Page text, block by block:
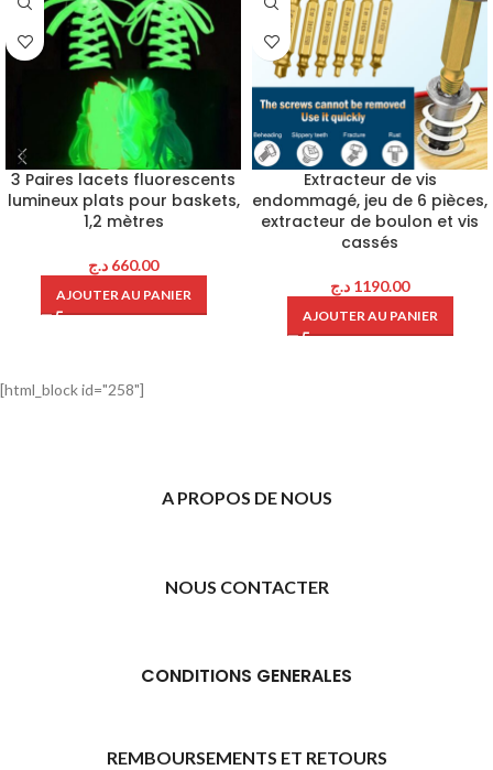
3 Paires lacets fluorescents
lumineux plats pour baskets,
1,2 mètres
660.00 د.ج
AJOUTER AU PANIER
Extracteur de vis
endommagé, jeu de 6 pièces,
extracteur de boulon et vis
cassés
1190.00 د.ج
AJOUTER AU PANIER
[html_block id="258"]
A PROPOS DE NOUS
NOUS CONTACTER
CONDITIONS GENERALES
REMBOURSEMENTS ET RETOURS